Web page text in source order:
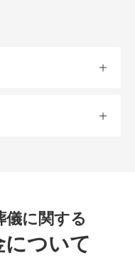
ことができ、瀧
いつでもお電話くだ
儀に関する
ついて